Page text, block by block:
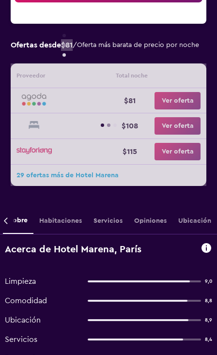
Ofertas desde$81/Oferta más barata de precio por noche
Proveedor Total noche
$81 Ver oferta
$108 Ver oferta
$115 Ver oferta
29 ofertas más de Hotel Marena
Sobre Habitaciones Servicios Opiniones Ubicación
Acerca de Hotel Marena, París
Limpieza 9,0
Comodidad 8,8
Ubicación 8,9
Servicios 8,4